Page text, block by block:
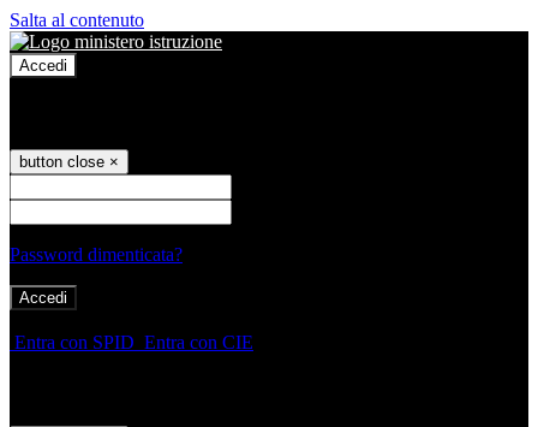
Salta al contenuto
Accedi
button close ×
Password dimenticata?
Entra con SPID Entra con CIE